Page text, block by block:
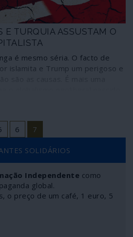
E TURQUIA ASSUSTAM O
é mesmo séria. O facto de
islamita e Trump um perigoso e
6 7
SOLIDÁRIOS
Independente como
global.
o preço de um café, 1 euro, 5